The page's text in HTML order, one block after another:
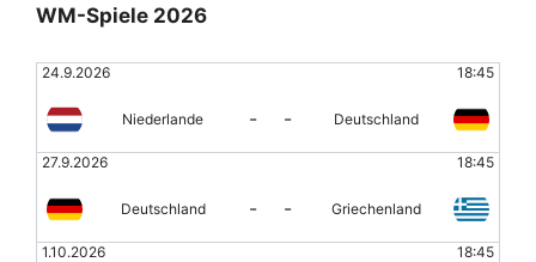
WM-Spiele 2026
24.9.2026 18:45
Niederlande - - Deutschland
27.9.2026 18:45
Deutschland - - Griechenland
1.10.2026 18:45